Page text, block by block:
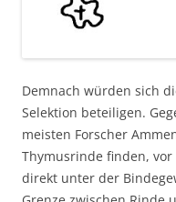
Demnach würden sich
Selektion beteiligen.
meisten Forscher
Thymusrinde finden,
direkt unter der